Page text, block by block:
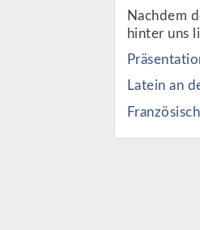
Nachdem
hinter uns
Latein an